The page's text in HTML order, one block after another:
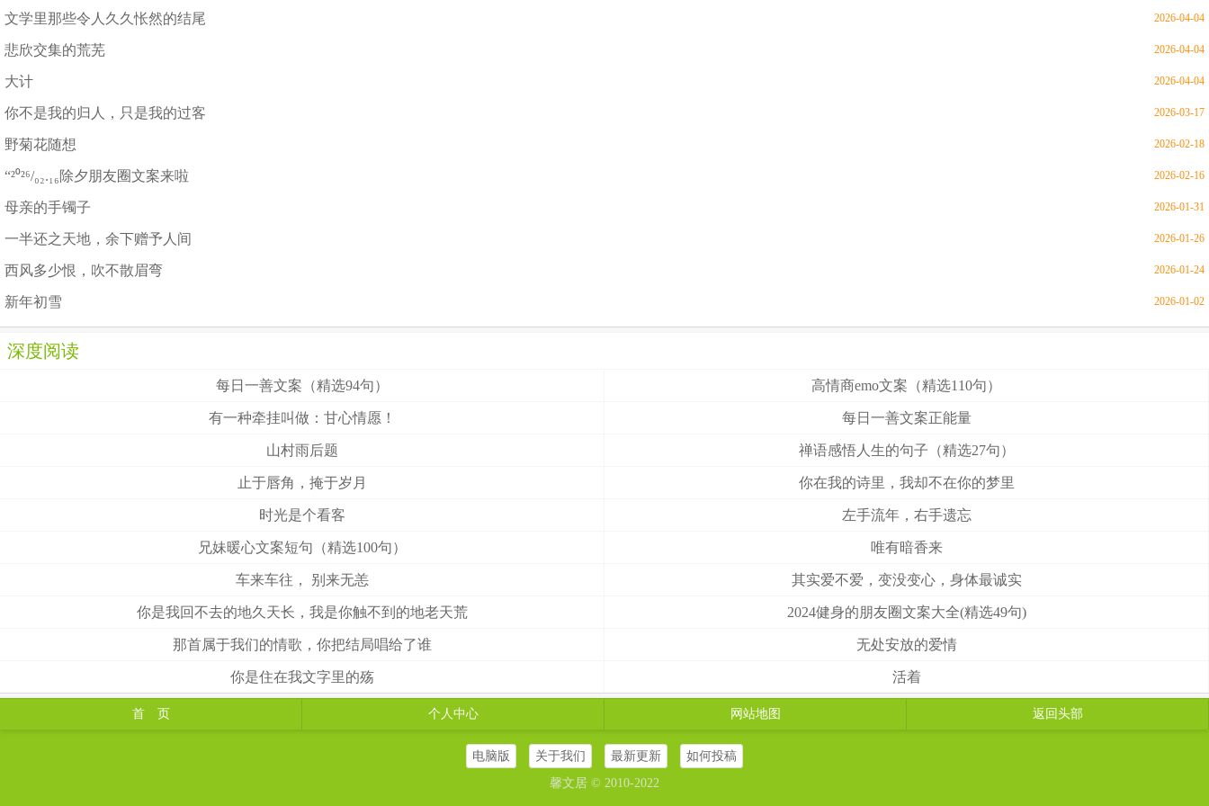
文学里那些令人久久怅然的结尾 2026-04-04
悲欣交集的荒芜 2026-04-04
大计 2026-04-04
你不是我的归人，只是我的过客 2026-03-17
野菊花随想 2026-02-18
“²⁰²⁶/₀₂.₁₆除夕朋友圈文案来啦 2026-02-16
母亲的手镯子 2026-01-31
一半还之天地，余下赠予人间 2026-01-26
西风多少恨，吹不散眉弯 2026-01-24
新年初雪 2026-01-02
深度阅读
每日一善文案（精选94句） 高情商emo文案（精选110句）
有一种牵挂叫做：甘心情愿！ 每日一善文案正能量
山村雨后题 禅语感悟人生的句子（精选27句）
止于唇角，掩于岁月 你在我的诗里，我却不在你的梦里
时光是个看客 左手流年，右手遗忘
兄妹暖心文案短句（精选100句） 唯有暗香来
车来车往， 别来无恙 其实爱不爱，变没变心，身体最诚实
你是我回不去的地久天长，我是你触不到的地老天荒 2024健身的朋友圈文案大全(精选49句)
那首属于我们的情歌，你把结局唱给了谁 无处安放的爱情
你是住在我文字里的殇 活着
首 页 个人中心 网站地图 返回头部
电脑版 关于我们 最新更新
如何投稿
馨文居 © 2010-2022